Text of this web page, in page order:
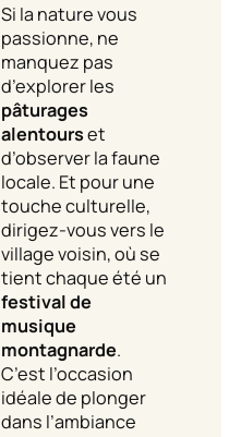
Si la nature vous
passionne, ne
manquez pas
d’explorer les
pâturages
alentourset
d’observer la faune
locale. Et pour une
touche culturelle,
dirigez-vous vers le
village voisin, où se
tient chaque été un
festival de
musique
montagnarde.
C’est l’occasion
idéale de plonger
dans l’ambiance